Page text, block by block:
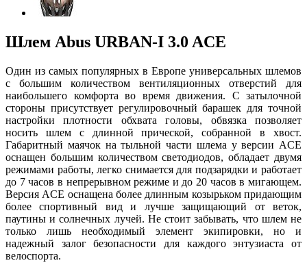
Шлем Abus URBAN-I 3.0 ACE
Один из самых популярных в Европе универсальных шлемов
с большим количеством вентиляционных отверстий для
наибольшего комфорта во время движения. С затылочной
стороны присутствует регулировочный барашек для точной
настройки плотности обхвата головы, обвязка позволяет
носить шлем с длинной прической, собранной в хвост.
Габаритный маячок на тыльной части шлема у версии ACE
оснащен большим количеством светодиодов, обладает двумя
режимами работы, легко снимается для подзарядки и работает
до 7 часов в непрерывном режиме и до 20 часов в мигающем.
Версия ACE оснащена более длинным козырьком придающим
более спортивный вид и лучше защищающий от веток,
паутины и солнечных лучей. Не стоит забывать, что шлем не
только лишь необходимый элемент экипировки, но и
надежный залог безопасности для каждого энтузиаста от
велоспорта.